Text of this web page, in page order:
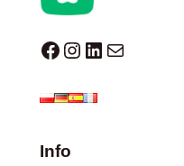
Dogo facebook InstagramLinkedIn E-mail
Info